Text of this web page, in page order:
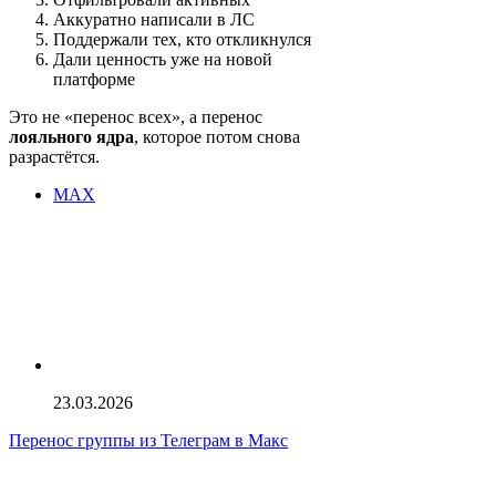
Аккуратно написали в ЛС
Поддержали тех, кто откликнулся
Дали ценность уже на новой
платформе
Это не «перенос всех», а перенос
лояльного ядра, которое потом снова
разрастётся.
MAX
23.03.2026
Перенос группы из Телеграм в Макс